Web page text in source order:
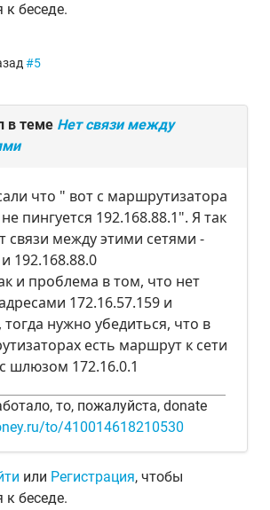
к беседе.
#5
в теме Нет связи между
что " вот с маршрутизатора
пингуется 192.168.88.1". Я так
связи между этими сетями -
192.168.88.0
и проблема в том, что нет
172.16.57.159 и
тогда нужно убедиться, что в
есть маршрут к сети
шлюзом 172.16.0.1
то, пожалуйста, donate
to/410014618210530
или Регистрация, чтобы
к беседе.